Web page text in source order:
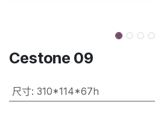
Cestone 09
尺寸: 310*114*67h